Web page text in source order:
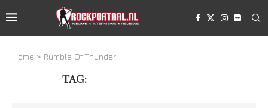
Home » Rumble Of Thunder
TAG: